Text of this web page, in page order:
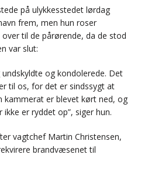
på ulykkesstedet lørdag
frem, men hun roser
til de pårørende, da de stod
var slut:
og kondolerede. Det
til os, for det er sindssygt at
kammerat er blevet kørt ned, og
er ryddet op”, siger hun.
vagtchef Martin Christensen,
brandvæsenet til